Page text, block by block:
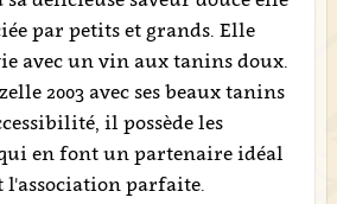
par petits et grands. Elle
avec un vin aux tanins doux.
2003 avec ses beaux tanins
il possède les
en font un partenaire idéal
l'association parfaite.